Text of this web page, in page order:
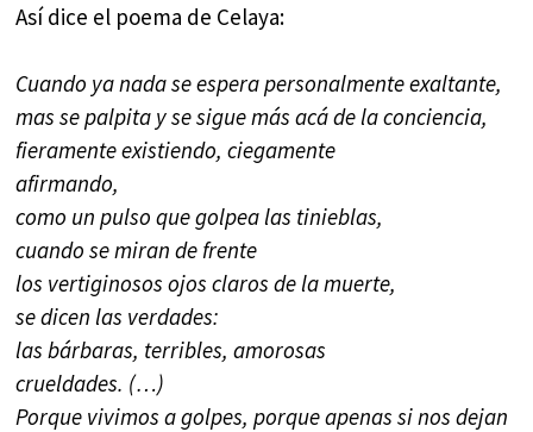
Así dice el poema de Celaya:
Cuando ya nada se espera personalmente exaltante,
mas se palpita y se sigue más acá de la conciencia,
fieramente existiendo, ciegamente
afirmando,
como un pulso que golpea las tinieblas,
cuando se miran de frente
los vertiginosos ojos claros de la muerte,
se dicen las verdades:
las bárbaras, terribles, amorosas
crueldades. (…)
Porque vivimos a golpes, porque apenas si nos dejan